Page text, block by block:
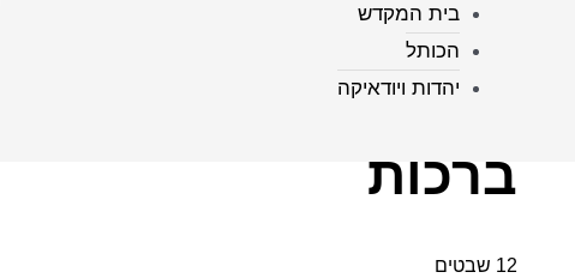
בית המקדש
הכותל
יהדות ויודאיקה
ברכות
12 שבטים